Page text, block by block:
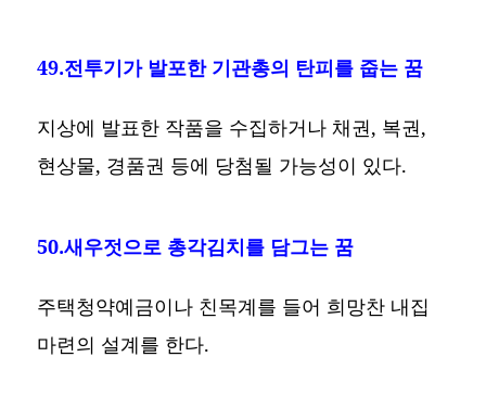
49.전투기가 발포한 기관총의 탄피를 줍는 꿈
지상에 발표한 작품을 수집하거나 채권, 복권,
현상물, 경품권 등에 당첨될 가능성이 있다.
50.새우젓으로 총각김치를 담그는 꿈
주택청약예금이나 친목계를 들어 희망찬 내집
마련의 설계를 한다.